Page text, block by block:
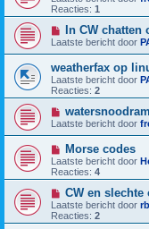
Reacties: 1
In CW chatten
Laatste bericht door
weatherfax op
Laatste bericht door
Reacties: 2
Laatste bericht door
Morse codes
Laatste bericht door
Reacties: 4
CW en slechte
Laatste bericht door
Reacties: 2